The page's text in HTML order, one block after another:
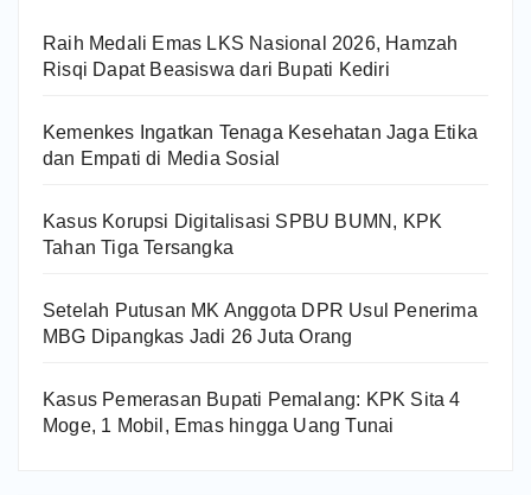
Raih Medali Emas LKS Nasional 2026, Hamzah
Risqi Dapat Beasiswa dari Bupati Kediri
Kemenkes Ingatkan Tenaga Kesehatan Jaga Etika
dan Empati di Media Sosial
Kasus Korupsi Digitalisasi SPBU BUMN, KPK
Tahan Tiga Tersangka
Setelah Putusan MK Anggota DPR Usul Penerima
MBG Dipangkas Jadi 26 Juta Orang
Kasus Pemerasan Bupati Pemalang: KPK Sita 4
Moge, 1 Mobil, Emas hingga Uang Tunai